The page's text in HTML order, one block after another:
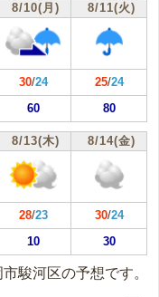
8/10(月) 8/11(火)
30/24 25/24
60 80
8/13(木) 8/14(金)
28/23 30/24
10 30
駿河区の予想です。